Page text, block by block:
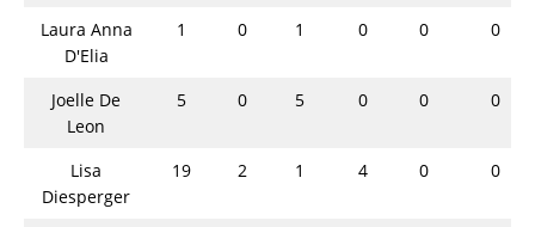
Laura Anna
D'Elia
1 0 1 0 0 0
Joelle De
Leon
5 0 5 0 0 0
Lisa
Diesperger
19 2 1 4 0 0